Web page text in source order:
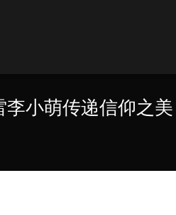
李小萌传递信仰之美